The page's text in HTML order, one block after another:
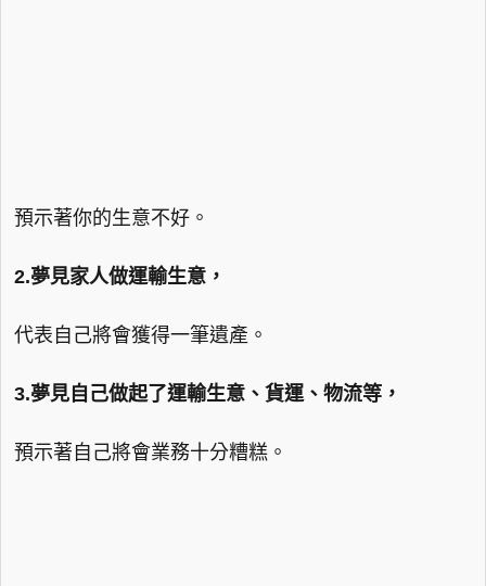
預示著你的生意不好。
2.夢見家人做運輸生意，
代表自己將會獲得一筆遺產。
3.夢見自己做起了運輸生意、貨運、物流等，
預示著自己將會業務十分糟糕。